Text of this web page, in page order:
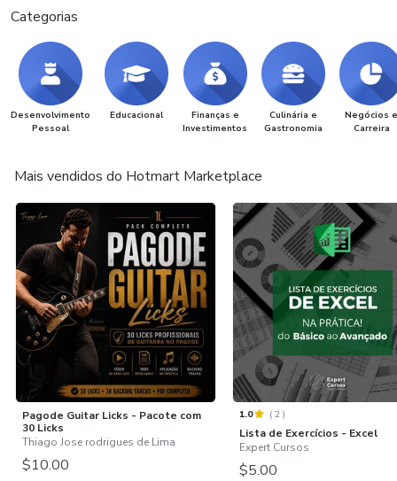
Categorias
Desenvolvimento
Pessoal
Educacional
Finanças e
Investimentos
Culinária e
Gastronomia
Negócios e
Carreira
Mais vendidos do Hotmart Marketplace
Pagode Guitar Licks - Pacote com
30 Licks
Thiago Jose rodrigues de Lima
$10.00
1.0 (2 )
Lista de Exercícios - Excel
Expert Cursos
$5.00